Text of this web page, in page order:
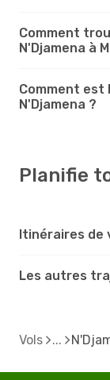
Comment
N'Djamena à
Comment est
N'Djamena ?
Planifie
Itinéraires de
Les autres
Vols